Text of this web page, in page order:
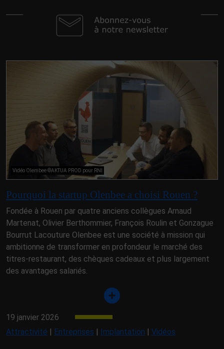
Vidéo Olembee ©AKTUA PROD pour RNI
Pourquoi la startup Olenbee a choisi Rouen ?
Fondée à Rouen par quatre anciens collègues Arnaud
Martenat, Olivier Berthommier, François Roulin et Gonzague
Bourrut Lacouture Olenbee est une société à mission qui
ambitionne de transformer en profondeur le marché des
titres-restaurant, des chèques cadeaux et plus largement
des avantages salariés.
19 janvier 2026
Attractivité
Entreprises Implantation Vidéos